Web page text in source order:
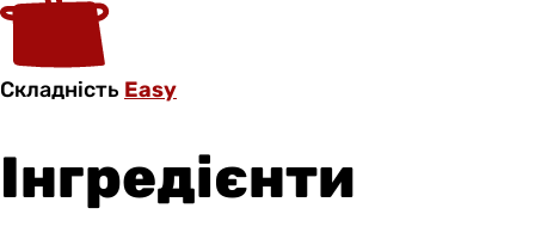
Складність Easy
Інгредієнти